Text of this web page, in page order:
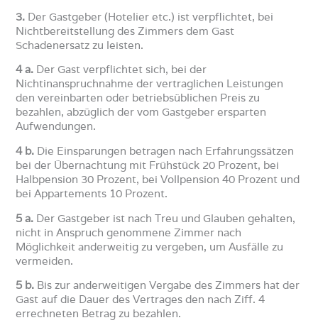
3. Der Gastgeber (Hotelier etc.) ist verpflichtet, bei
Nichtbereitstellung des Zimmers dem Gast
Schadenersatz zu leisten.
4 a. Der Gast verpflichtet sich, bei der
Nichtinanspruchnahme der vertraglichen Leistungen
den vereinbarten oder betriebsüblichen Preis zu
bezahlen, abzüglich der vom Gastgeber ersparten
Aufwendungen.
4 b. Die Einsparungen betragen nach Erfahrungssätzen
bei der Übernachtung mit Frühstück 20 Prozent, bei
Halbpension 30 Prozent, bei Vollpension 40 Prozent und
bei Appartements 10 Prozent.
5 a. Der Gastgeber ist nach Treu und Glauben gehalten,
nicht in Anspruch genommene Zimmer nach
Möglichkeit anderweitig zu vergeben, um Ausfälle zu
vermeiden.
5 b. Bis zur anderweitigen Vergabe des Zimmers hat der
Gast auf die Dauer des Vertrages den nach Ziff. 4
errechneten Betrag zu bezahlen.